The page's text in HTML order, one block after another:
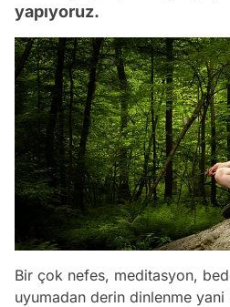
yapıyoruz.
Bir çok nefes, meditasyon,
uyumadan derin dinlenme yani